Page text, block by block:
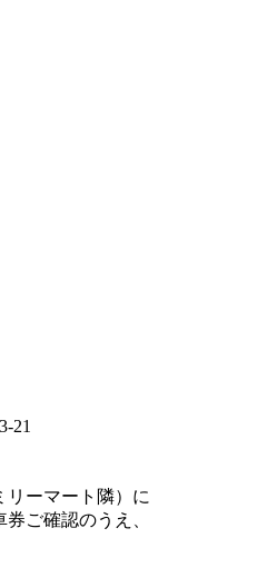
21
リーマート隣）に
ご確認のうえ、